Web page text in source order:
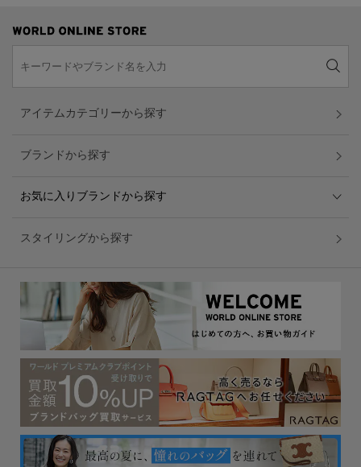
アイテムカテゴリーから探す
ブランドから探す
お気に入りブランドから探す
スタイリングから探す